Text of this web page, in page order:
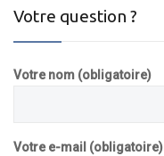
Votre question ?
Votre nom (obligatoire)
Votre e-mail (obligatoire)